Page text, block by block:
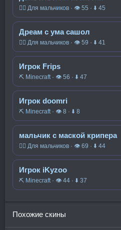
🧍‍♂️ Для мальчиков · 👁 55 · ⬇ 45
Дреам с ума сашол
🧍‍♂️ Для мальчиков · 👁 59 · ⬇ 41
Игрок Frips
⛏️ Minecraft · 👁 56 · ⬇ 47
Игрок doomri
⛏️ Minecraft · 👁 8 · ⬇ 8
мальчик с маской крипера
🧍‍♂️ Для мальчиков · 👁 69 · ⬇ 44
Игрок iKyzoo
⛏️ Minecraft · 👁 44 · ⬇ 37
Похожие скины